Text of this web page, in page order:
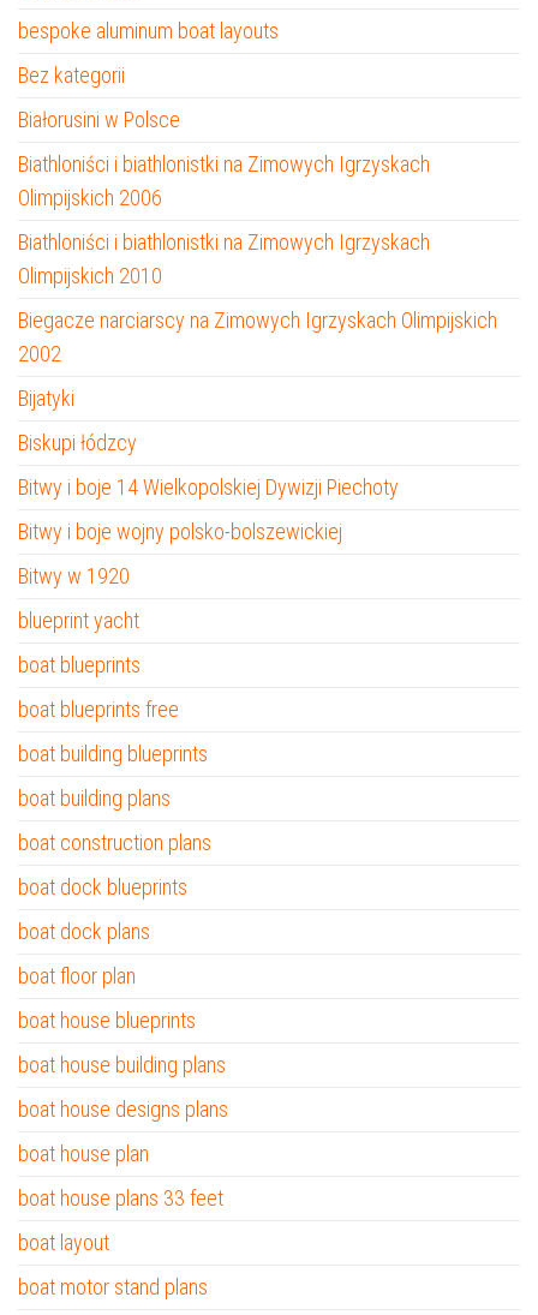
bespoke aluminum boat layouts
Bez kategorii
Białorusini w Polsce
Biathloniści i biathlonistki na Zimowych Igrzyskach
Olimpijskich 2006
Biathloniści i biathlonistki na Zimowych Igrzyskach
Olimpijskich 2010
Biegacze narciarscy na Zimowych Igrzyskach Olimpijskich
2002
Bijatyki
Biskupi łódzcy
Bitwy i boje 14 Wielkopolskiej Dywizji Piechoty
Bitwy i boje wojny polsko-bolszewickiej
Bitwy w 1920
blueprint yacht
boat blueprints
boat blueprints free
boat building blueprints
boat building plans
boat construction plans
boat dock blueprints
boat dock plans
boat floor plan
boat house blueprints
boat house building plans
boat house designs plans
boat house plan
boat house plans 33 feet
boat layout
boat motor stand plans